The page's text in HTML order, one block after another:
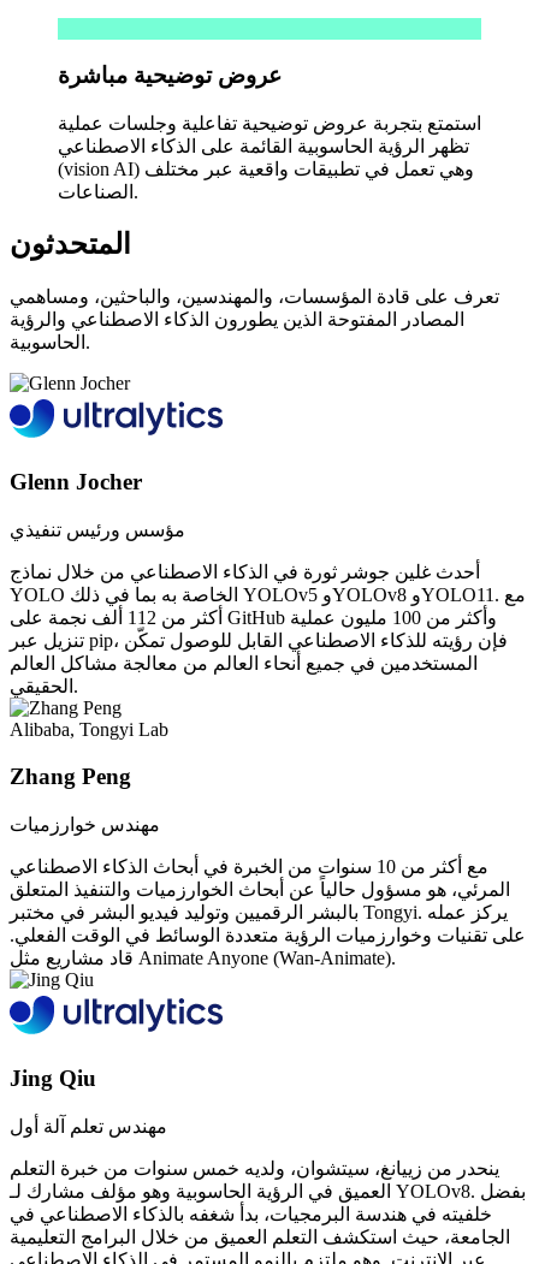
عروض توضيحية مباشرة
استمتع بتجربة عروض توضيحية تفاعلية وجلسات عملية
تظهر الرؤية الحاسوبية القائمة على الذكاء الاصطناعي
(vision AI) وهي تعمل في تطبيقات واقعية عبر مختلف
الصناعات.
المتحدثون
تعرف على قادة المؤسسات، والمهندسين، والباحثين، ومساهمي
المصادر المفتوحة الذين يطورون الذكاء الاصطناعي والرؤية
الحاسوبية.
Glenn Jocher
مؤسس ورئيس تنفيذي
أحدث غلين جوشر ثورة في الذكاء الاصطناعي من خلال نماذج
YOLO الخاصة به بما في ذلك YOLOv5 وYOLOv8 وYOLO11. مع
أكثر من 112 ألف نجمة على GitHub وأكثر من 100 مليون عملية
تنزيل عبر pip، فإن رؤيته للذكاء الاصطناعي القابل للوصول تمكّن
المستخدمين في جميع أنحاء العالم من معالجة مشاكل العالم
الحقيقي.
Alibaba, Tongyi Lab
Zhang Peng
مهندس خوارزميات
مع أكثر من 10 سنوات من الخبرة في أبحاث الذكاء الاصطناعي
المرئي، هو مسؤول حالياً عن أبحاث الخوارزميات والتنفيذ المتعلق
بالبشر الرقميين وتوليد فيديو البشر في مختبر Tongyi. يركز عمله
على تقنيات وخوارزميات الرؤية متعددة الوسائط في الوقت الفعلي.
قاد مشاريع مثل Animate Anyone (Wan-Animate).
Jing Qiu
مهندس تعلم آلة أول
ينحدر من زييانغ، سيتشوان، ولديه خمس سنوات من خبرة التعلم
العميق في الرؤية الحاسوبية وهو مؤلف مشارك لـ YOLOv8. بفضل
خلفيته في هندسة البرمجيات، بدأ شغفه بالذكاء الاصطناعي في
الجامعة، حيث استكشف التعلم العميق من خلال البرامج التعليمية